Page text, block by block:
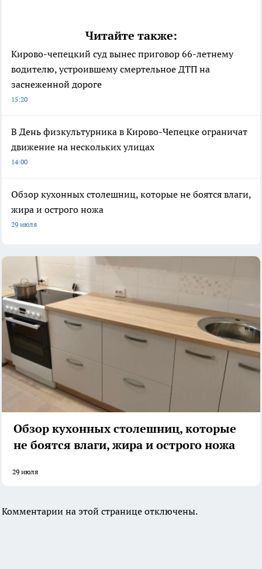
Читайте также:
Кирово-чепецкий суд вынес приговор 66-летнему
водителю, устроившему смертельное ДТП на
заснеженной дороге
15:20
В День физкультурника в Кирово-Чепецке ограничат
движение на нескольких улицах
14:00
Обзор кухонных столешниц, которые не боятся влаги,
жира и острого ножа
29 июля
Обзор кухонных столешниц, которые
не боятся влаги, жира и острого ножа
29 июля
Комментарии на этой странице отключены.